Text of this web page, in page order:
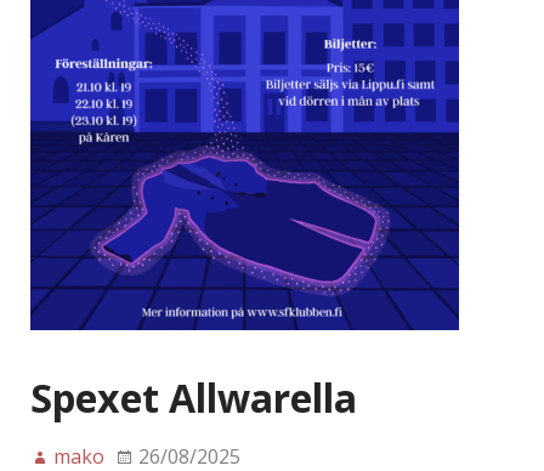
Spexet Allwarella
mako 26/08/2025